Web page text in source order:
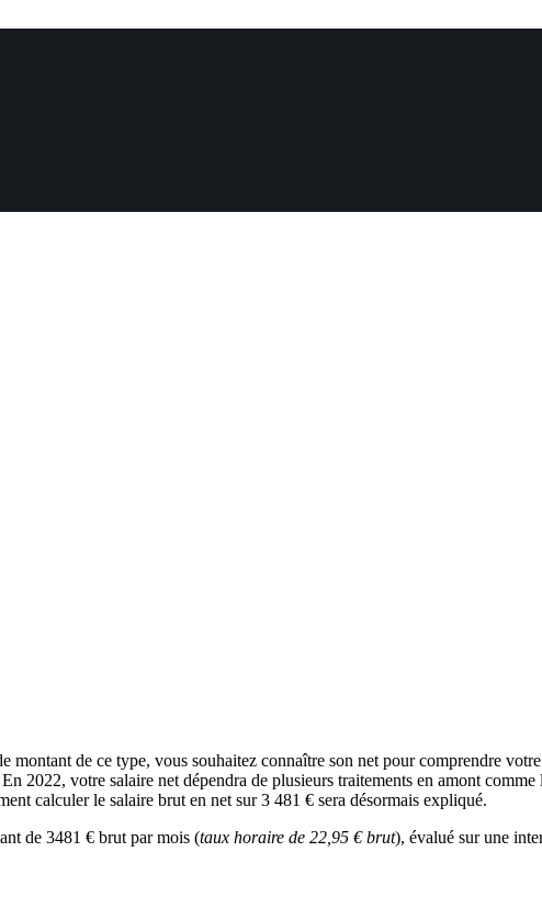
montant de ce type, vous souhaitez connaître son net pour comprendre
2022, votre salaire net dépendra de plusieurs traitements en amont
calculer le salaire brut en net sur 3 481 € sera désormais expliqué.
de 3481 € brut par mois (taux horaire de 22,95 € brut), évalué sur une